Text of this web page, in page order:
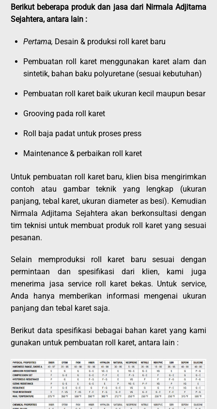
Berikut beberapa produk dan jasa dari Nirmala Adjitama
Sejahtera, antara lain :
Pertama, Desain & produksi roll karet baru
Pembuatan roll karet menggunakan karet alam dan
sintetik, bahan baku polyuretane (sesuai kebutuhan)
Pembuatan roll karet baik ukuran kecil maupun besar
Grooving pada roll karet
Roll baja padat untuk proses press
Maintenance & perbaikan roll karet
Untuk pembuatan roll karet baru, klien bisa mengirimkan
contoh atau gambar teknik yang lengkap (ukuran
panjang, tebal karet, ukuran diameter as besi). Kemudian
Nirmala Adjitama Sejahtera akan berkonsultasi dengan
tim teknisi untuk membuat produk roll karet yang sesuai
pesanan.
Selain memproduksi roll karet baru sesuai dengan
permintaan dan spesifikasi dari klien, kami juga
menerima jasa service roll karet bekas. Untuk service,
Anda hanya memberikan informasi mengenai ukuran
panjang dan tebal karet saja.
Berikut data spesifikasi bebagai bahan karet yang kami
gunakan untuk pembuatan roll karet, antara lain :